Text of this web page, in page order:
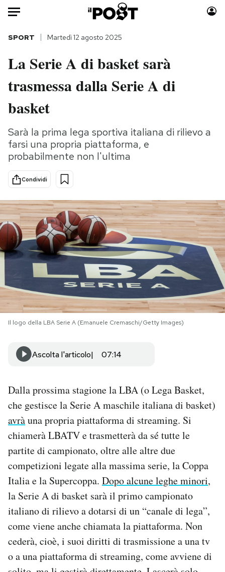
Auto
HOME
Italia
Politica
Tecnologia
Internet
Scienza
Cultura
Economia
Sport
Moda
Storie/Idee
Ok Boomer!
Media
Mondiali calcio 2026
PODCAST
NEWSLETTER
I MIEI PREFERITI
SHOP
AREA PERSONALE
Area Personale
Newsletter
Regala il Post
Hai bisogno di aiuto?
Esci
SPORT Martedì 12 agosto 2025
La Serie A di basket sarà
trasmessa dalla Serie A di
basket
Sarà la prima lega sportiva italiana di rilievo a
farsi una propria piattaforma, e
probabilmente non l'ultima
Condividi
Il logo della LBA Serie A (Emanuele Cremaschi/Getty Images)
Ascolta l'articolo 07:14
Dalla prossima stagione la LBA (o Lega Basket,
che gestisce la Serie A maschile italiana di basket)
avràuna propria piattaforma di streaming. Si
chiamerà LBATV e trasmetterà da sé tutte le
partite di campionato, oltre alle altre due
competizioni legate alla massima serie, la Coppa
Italia e la Supercoppa. Dopo alcune leghe minori,
la Serie A di basket sarà il primo campionato
italiano di rilievo a dotarsi di un “canale di lega”,
come viene anche chiamata la piattaforma. Non
cederà, cioè, i suoi diritti di trasmissione a una tv
o a una piattaforma di streaming, come avviene di